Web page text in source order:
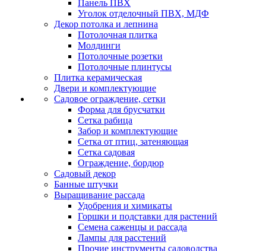
Панель ПВХ
Уголок отделочный ПВХ, МДФ
Декор потолка и лепнина
Потолочная плитка
Молдинги
Потолочные розетки
Потолочные плинтусы
Плитка керамическая
Двери и комплектующие
Садовое ограждение, сетки
Форма для брусчатки
Сетка рабица
Забор и комплектующие
Сетка от птиц, затеняющая
Сетка садовая
Ограждение, бордюр
Садовый декор
Банные штучки
Выращивание рассада
Удобрения и химикаты
Горшки и подставки для растений
Семена саженцы и рассада
Лампы для расстений
Прочие инструменты садоводства